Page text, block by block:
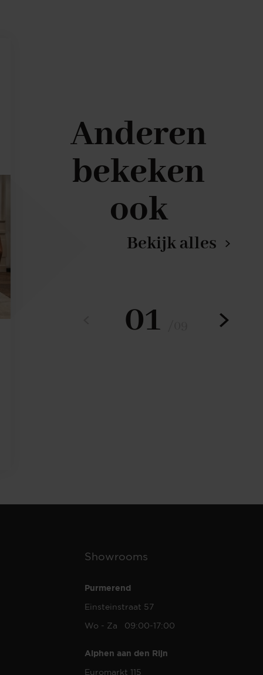
Anderen
bekeken
ook
Bekijk alles
01
Showrooms
Purmerend
Einsteinstraat 57
Wo - Za 09:00-17:00
Alphen aan den Rijn
Euromarkt 115